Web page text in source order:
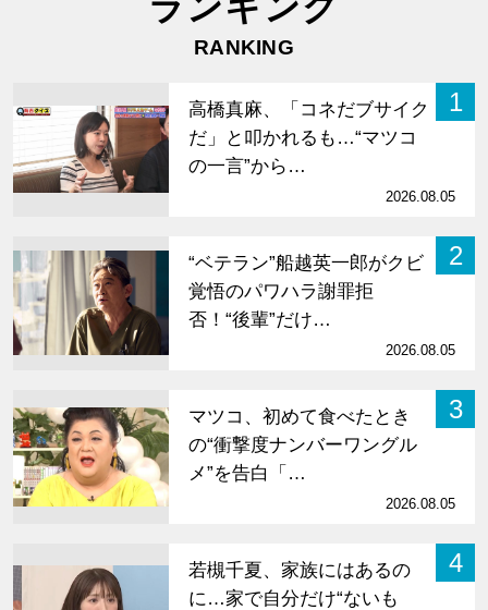
RANKING
1
高橋真麻、「コネだブサイク
だ」と叩かれるも…“マツコ
の一言”から…
2026.08.05
2
“ベテラン”船越英一郎がクビ
覚悟のパワハラ謝罪拒
否！“後輩”だけ…
2026.08.05
3
マツコ、初めて食べたとき
の“衝撃度ナンバーワングル
メ”を告白「…
2026.08.05
4
若槻千夏、家族にはあるの
に…家で自分だけ“ないも